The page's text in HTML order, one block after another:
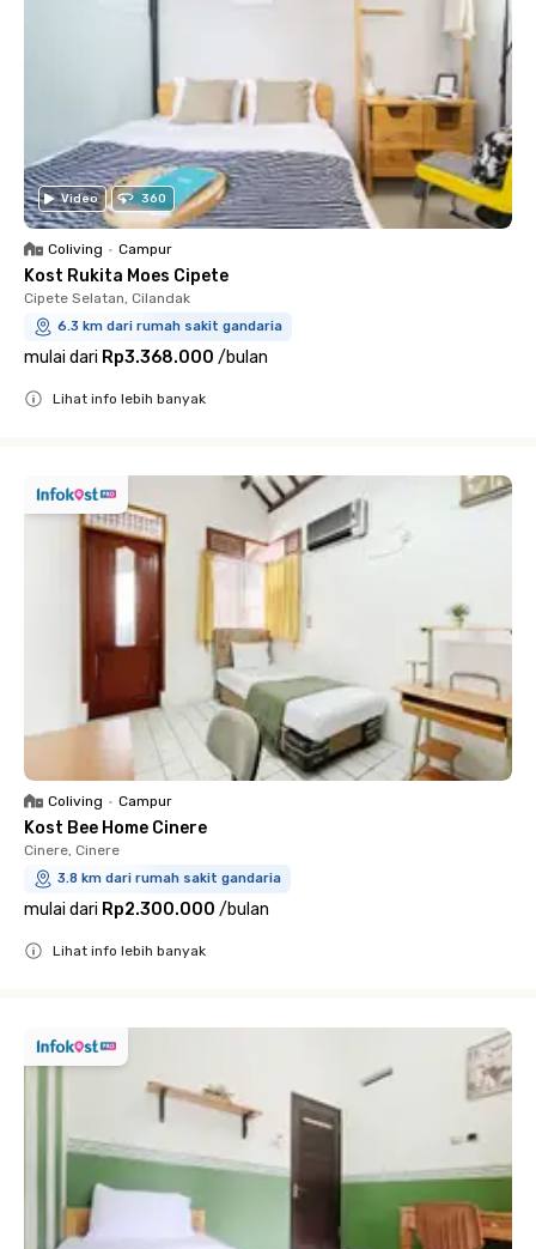
Video 360
Coliving • Campur
Kost Rukita Moes Cipete
Cipete Selatan, Cilandak
6.3 km dari rumah sakit gandaria
mulai dari Rp3.368.000 /bulan
Lihat info lebih banyak
Coliving • Campur
Kost Bee Home Cinere
Cinere, Cinere
3.8 km dari rumah sakit gandaria
mulai dari Rp2.300.000 /bulan
Lihat info lebih banyak